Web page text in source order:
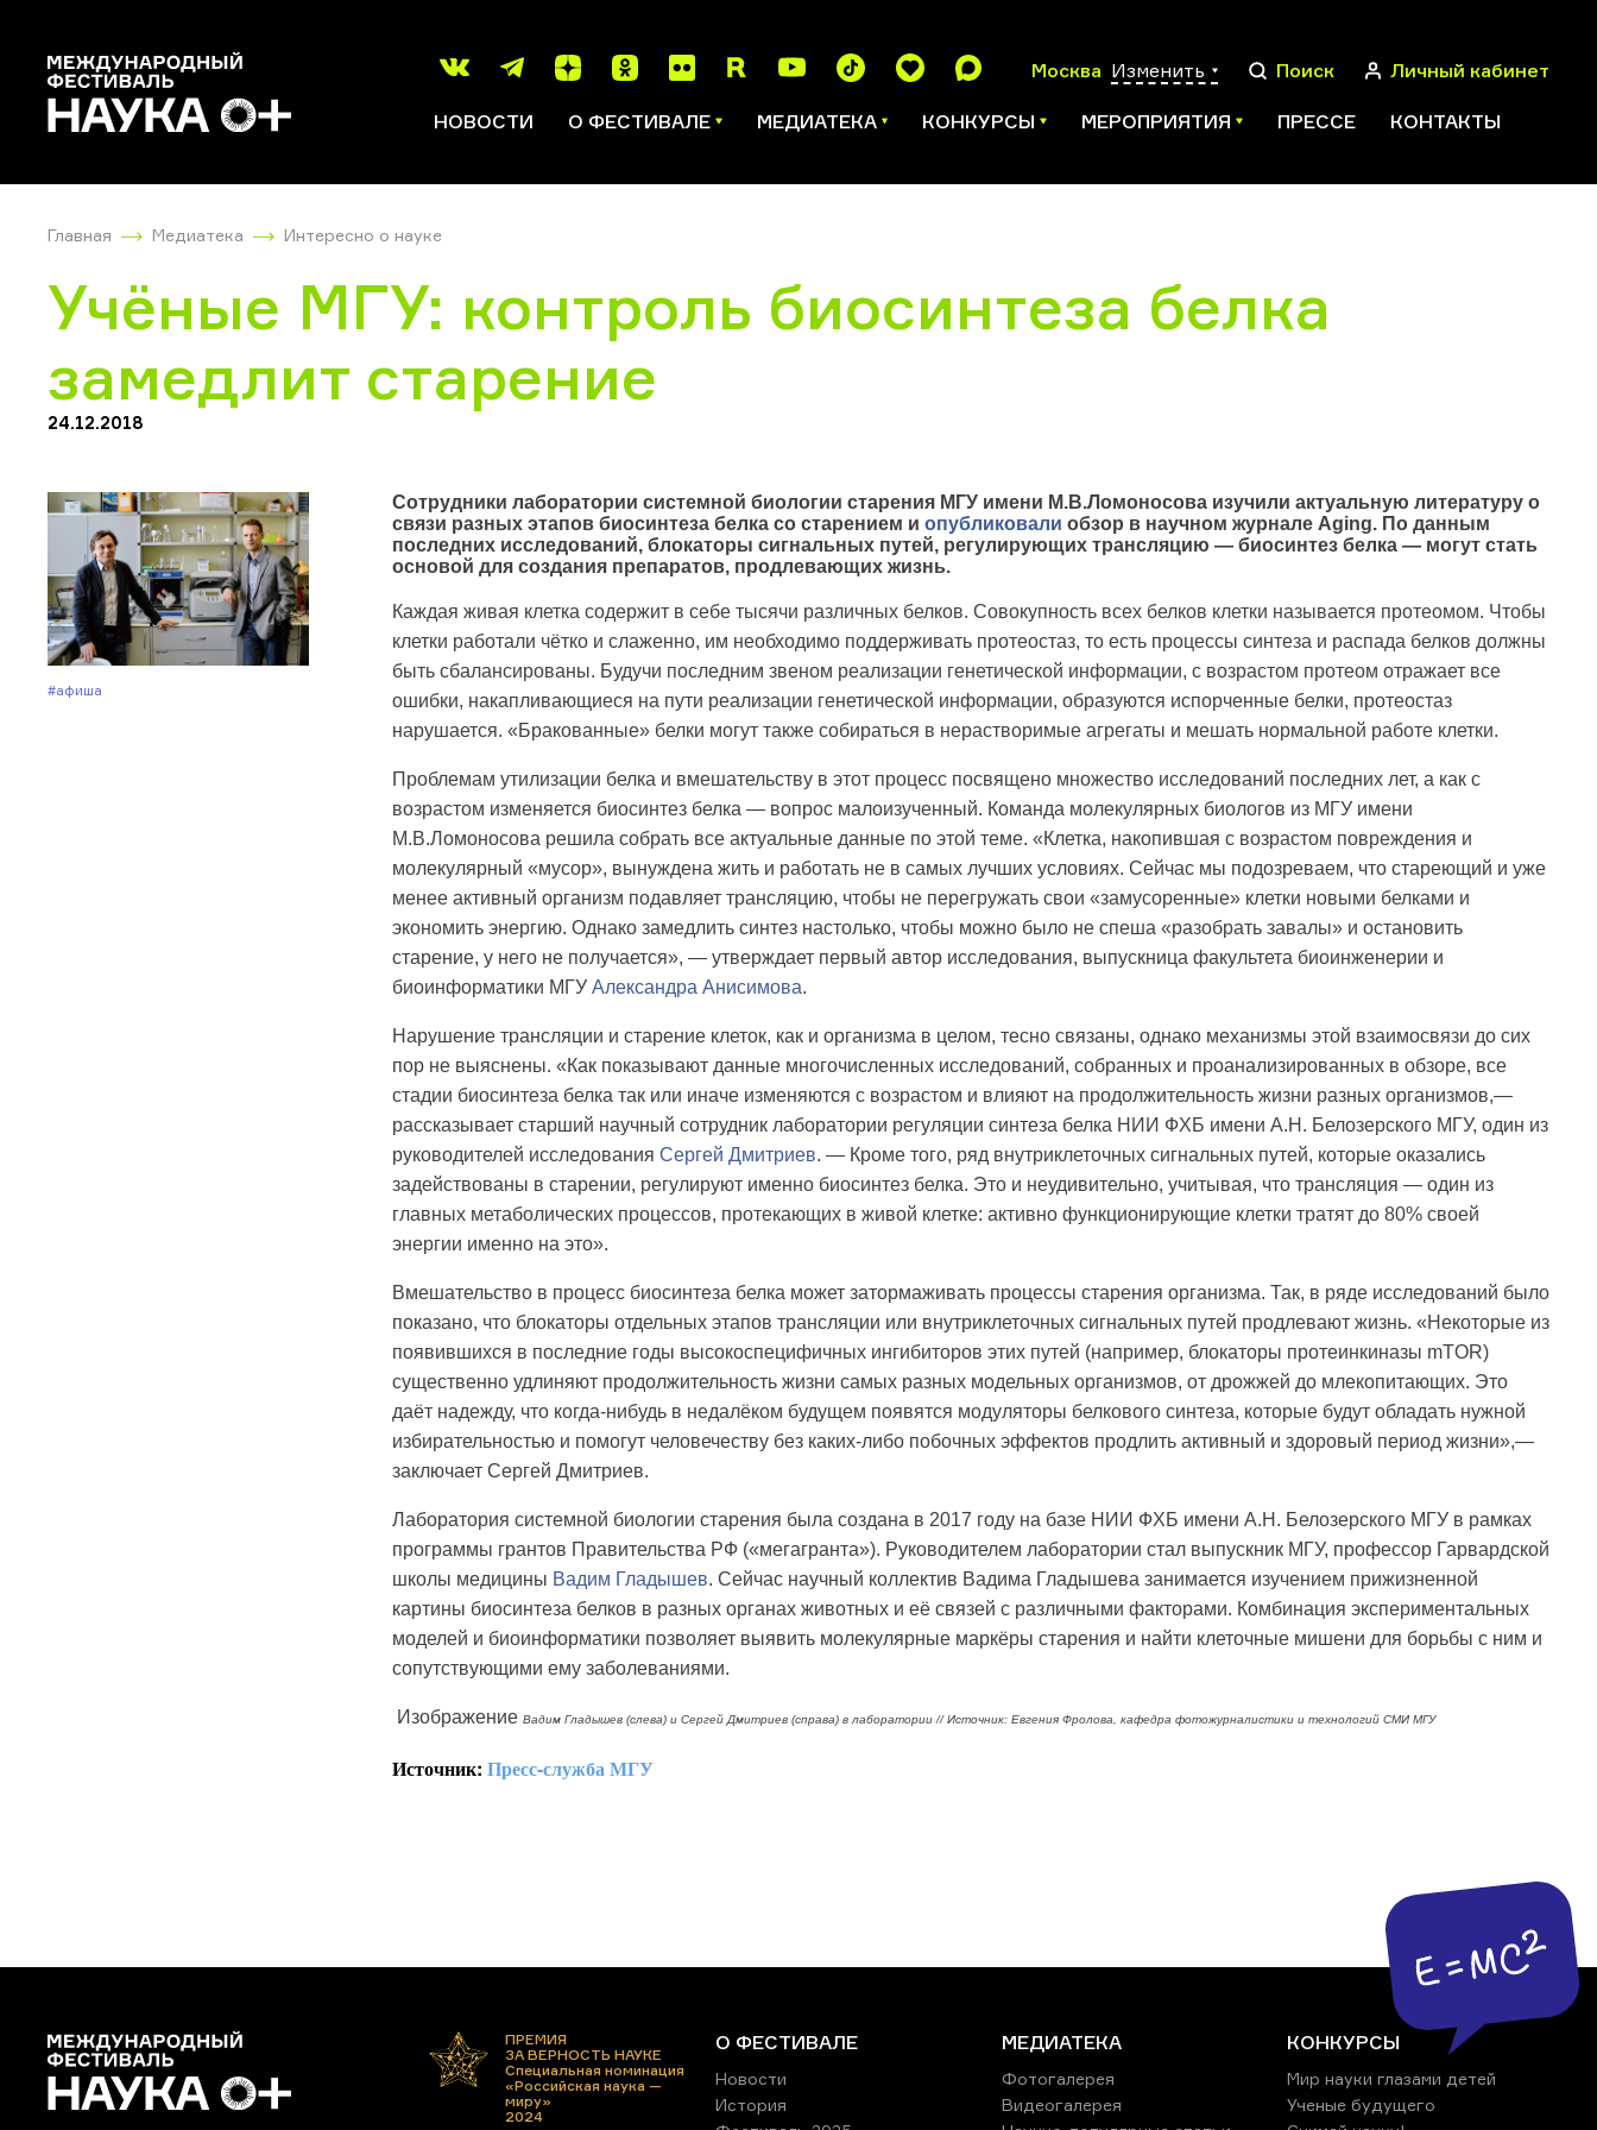
Москва Изменить Поиск Личный кабинет
НОВОСТИ О ФЕСТИВАЛЕ МЕДИАТЕКА КОНКУРСЫ МЕРОПРИЯТИЯ ПРЕССЕ КОНТАКТЫ
Главная Медиатека Интересно о науке
Учёные МГУ: контроль биосинтеза белка
замедлит старение
24.12.2018
#Афиша
Сотрудники лаборатории системной биологии старения МГУ имени М.В.Ломоносова изучили актуальную литературу о
связи разных этапов биосинтеза белка со старением и опубликовали обзор в научном журнале Aging. По данным
последних исследований, блокаторы сигнальных путей, регулирующих трансляцию — биосинтез белка — могут стать
основой для создания препаратов, продлевающих жизнь.
Каждая живая клетка содержит в себе тысячи различных белков. Совокупность всех белков клетки называется протеомом. Чтобы
клетки работали чётко и слаженно, им необходимо поддерживать протеостаз, то есть процессы синтеза и распада белков должны
быть сбалансированы. Будучи последним звеном реализации генетической информации, с возрастом протеом отражает все
ошибки, накапливающиеся на пути реализации генетической информации, образуются испорченные белки, протеостаз
нарушается. «Бракованные» белки могут также собираться в нерастворимые агрегаты и мешать нормальной работе клетки.
Проблемам утилизации белка и вмешательству в этот процесс посвящено множество исследований последних лет, а как с
возрастом изменяется биосинтез белка — вопрос малоизученный. Команда молекулярных биологов из МГУ имени
М.В.Ломоносова решила собрать все актуальные данные по этой теме. «Клетка, накопившая с возрастом повреждения и
молекулярный «мусор», вынуждена жить и работать не в самых лучших условиях. Сейчас мы подозреваем, что стареющий и уже
менее активный организм подавляет трансляцию, чтобы не перегружать свои «замусоренные» клетки новыми белками и
экономить энергию. Однако замедлить синтез настолько, чтобы можно было не спеша «разобрать завалы» и остановить
старение, у него не получается», — утверждает первый автор исследования, выпускница факультета биоинженерии и
биоинформатики МГУ Александра Анисимова.
Нарушение трансляции и старение клеток, как и организма в целом, тесно связаны, однако механизмы этой взаимосвязи до сих
пор не выяснены. «Как показывают данные многочисленных исследований, собранных и проанализированных в обзоре, все
стадии биосинтеза белка так или иначе изменяются с возрастом и влияют на продолжительность жизни разных организмов,—
рассказывает старший научный сотрудник лаборатории регуляции синтеза белка НИИ ФХБ имени А.Н. Белозерского МГУ, один из
руководителей исследования Сергей Дмитриев. — Кроме того, ряд внутриклеточных сигнальных путей, которые оказались
задействованы в старении, регулируют именно биосинтез белка. Это и неудивительно, учитывая, что трансляция — один из
главных метаболических процессов, протекающих в живой клетке: активно функционирующие клетки тратят до 80% своей
энергии именно на это».
Вмешательство в процесс биосинтеза белка может затормаживать процессы старения организма. Так, в ряде исследований было
показано, что блокаторы отдельных этапов трансляции или внутриклеточных сигнальных путей продлевают жизнь. «Некоторые из
появившихся в последние годы высокоспецифичных ингибиторов этих путей (например, блокаторы протеинкиназы mTOR)
существенно удлиняют продолжительность жизни самых разных модельных организмов, от дрожжей до млекопитающих. Это
даёт надежду, что когда-нибудь в недалёком будущем появятся модуляторы белкового синтеза, которые будут обладать нужной
избирательностью и помогут человечеству без каких-либо побочных эффектов продлить активный и здоровый период жизни»,—
заключает Сергей Дмитриев.
Лаборатория системной биологии старения была создана в 2017 году на базе НИИ ФХБ имени А.Н. Белозерского МГУ в рамках
программы грантов Правительства РФ («мегагранта»). Руководителем лаборатории стал выпускник МГУ, профессор Гарвардской
школы медицины Вадим Гладышев. Сейчас научный коллектив Вадима Гладышева занимается изучением прижизненной
картины биосинтеза белков в разных органах животных и её связей с различными факторами. Комбинация экспериментальных
моделей и биоинформатики позволяет выявить молекулярные маркёры старения и найти клеточные мишени для борьбы с ним и
сопутствующими ему заболеваниями.
Изображение Вадим Гладышев (слева) и Сергей Дмитриев (справа) в лаборатории // Источник: Евгения Фролова, кафедра фотожурналистики и технологий СМИ МГУ
Источник: Пресс-служба МГУ
ПРЕМИЯ
ЗА ВЕРНОСТЬ НАУКЕ
Специальная номинация
«Российская наука —
миру»
2024
О ФЕСТИВАЛЕ
Новости
История
МЕДИАТЕКА
Фотогалерея
Видеогалерея
КОНКУРСЫ
Мир науки глазами детей
Ученые будущего